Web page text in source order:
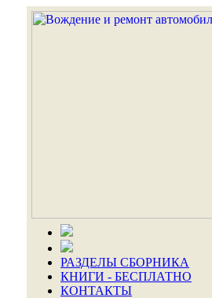
РАЗДЕЛЫ СБОРНИКА
КНИГИ - БЕСПЛАТНО
КОНТАКТЫ